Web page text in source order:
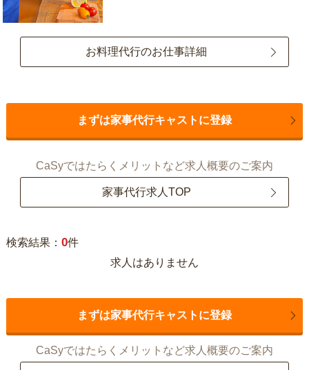
お料理代行のお仕事詳細
まずは家事代行キャストに登録
CaSyではたらくメリットなど求人概要のご案内
家事代行求人TOP
検索結果： 0件
求人はありません
まずは家事代行キャストに登録
CaSyではたらくメリットなど求人概要のご案内